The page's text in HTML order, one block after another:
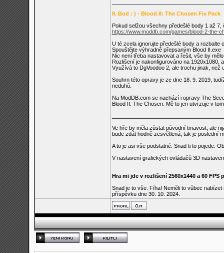
8. Bod : ) - Blood II: The Chosen Fix Pack
Pokud selžou všechny předešlé body 1 až
https://www.moddb.com/games/blood-2-the-
U té zcela ignorujte předešlé body a rozbalte
Spouštějte výhradně přepsaným Blood II.exe
Nic není třeba nastavovat a řešit, vše by
Rozlišení je nakonfigurováno na 1920x1080,
Využívá to DgVoodoo 2, ale trochu jinak, než
Souhrn této opravy je ze dne 18. 9. 2019,
neduhů.
Na ModDB.com se nachází i opravy The
Blood II: The Chosen. Mě to jen utvrzuje v
Ve hře by měla zůstat původní tmavost, ale
bude zdát hodně zesvětlená, tak je poslední
A to je asi vše podstatné. Snad ti to pojede.
V nastavení grafických ovládačů 3D
Hra mi jde v rozlišení 2560x1440 a 60 FPS
Snad je to vše. Fíha! Neměli to vůbec
příspěvku dne 30. 10. 2024.